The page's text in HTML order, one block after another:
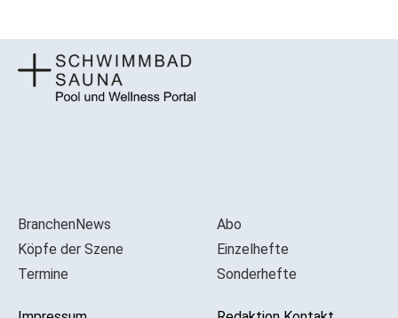
BranchenNews
Köpfe der Szene
Termine
Abo
Einzelhefte
Sonderhefte